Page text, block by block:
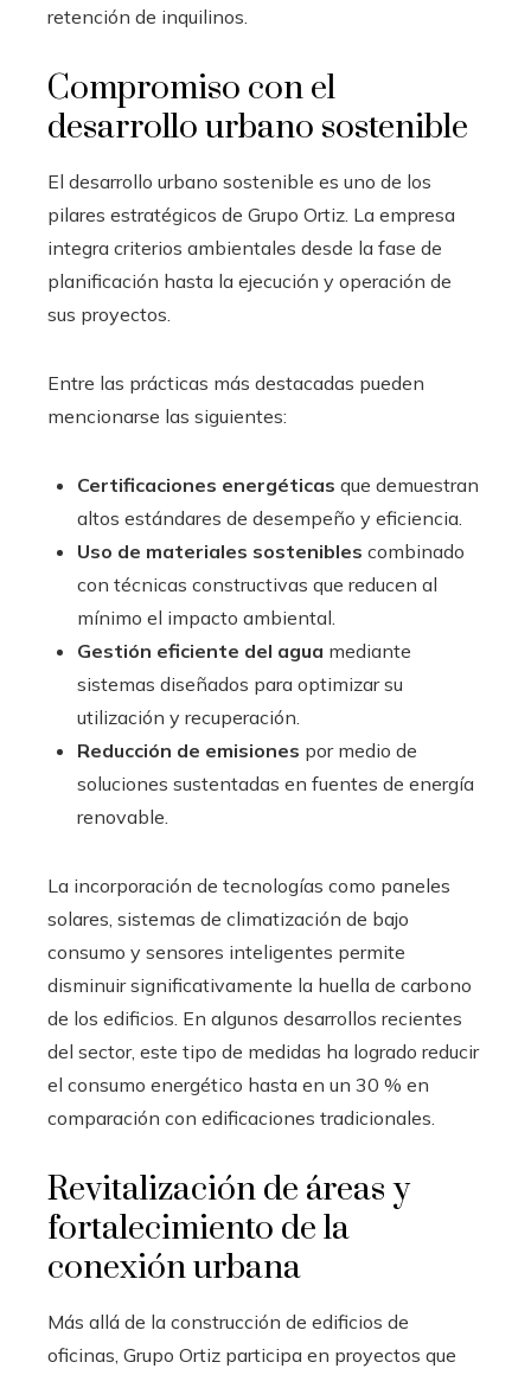
retención de inquilinos.
Compromiso con el
desarrollo urbano sostenible
El desarrollo urbano sostenible es uno de los
pilares estratégicos de Grupo Ortiz. La empresa
integra criterios ambientales desde la fase de
planificación hasta la ejecución y operación de
sus proyectos.
Entre las prácticas más destacadas pueden
mencionarse las siguientes:
Certificaciones energéticas que demuestran
altos estándares de desempeño y eficiencia.
Uso de materiales sostenibles combinado
con técnicas constructivas que reducen al
mínimo el impacto ambiental.
Gestión eficiente del agua mediante
sistemas diseñados para optimizar su
utilización y recuperación.
Reducción de emisiones por medio de
soluciones sustentadas en fuentes de energía
renovable.
La incorporación de tecnologías como paneles
solares, sistemas de climatización de bajo
consumo y sensores inteligentes permite
disminuir significativamente la huella de carbono
de los edificios. En algunos desarrollos recientes
del sector, este tipo de medidas ha logrado reducir
el consumo energético hasta en un 30 % en
comparación con edificaciones tradicionales.
Revitalización de áreas y
fortalecimiento de la
conexión urbana
Más allá de la construcción de edificios de
oficinas, Grupo Ortiz participa en proyectos que